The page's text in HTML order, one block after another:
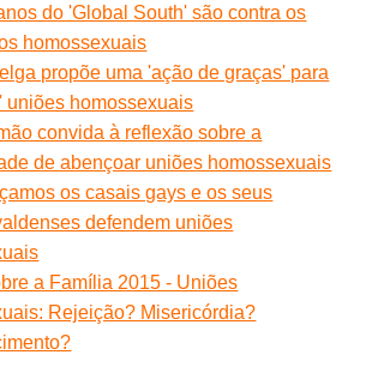
do 'Global South' são contra os
homossexuais
propõe uma 'ação de graças' para
uniões homossexuais
convida à reflexão sobre a
de abençoar uniões homossexuais
os casais gays e os seus
defendem uniões
a Família 2015 - Uniões
Rejeição? Misericórdia?